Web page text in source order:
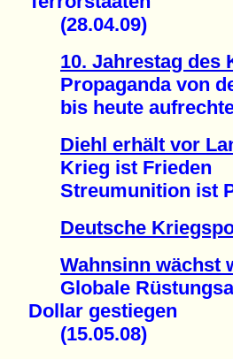
(28.04.09)
10. Jahrestag des
Propaganda von
bis heute
Diehl erhält vor
Krieg ist Frieden
Streumunition ist
Deutsche
Wahnsinn wächst
Globale
Dollar gestiegen
(15.05.08)